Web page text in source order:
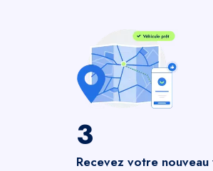
3
Recevez votre nouveau